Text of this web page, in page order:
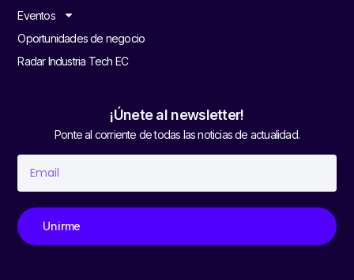
Eventos
Oportunidades de negocio
Radar Industria Tech EC
¡Únete al newsletter!
Ponte al corriente de todas las noticias de actualidad.
Unirme